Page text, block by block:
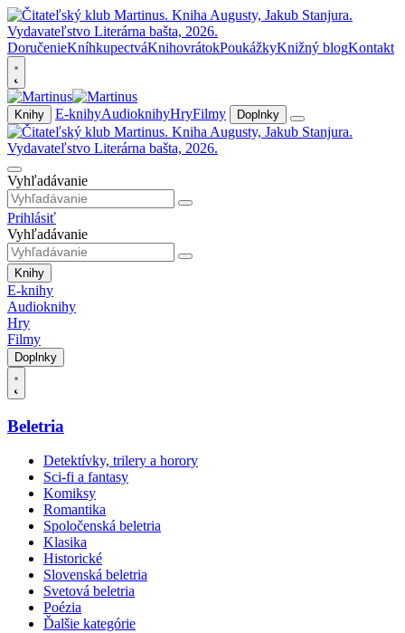
DoručenieKníhkupectváKnihovrátokPoukážkyKnižný blogKontakt
Knihy E-knihyAudioknihyHryFilmy Doplnky
Vyhľadávanie
Prihlásiť
Vyhľadávanie
Knihy
E-knihy
Audioknihy
Hry
Filmy
Doplnky
Beletria
Detektívky, trilery a horory
Sci-fi a fantasy
Komiksy
Romantika
Spoločenská beletria
Klasika
Historické
Slovenská beletria
Svetová beletria
Poézia
Ďalšie kategórie